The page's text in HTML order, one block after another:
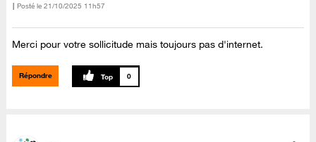
Posté le ‎21/10/2025 11h57
Merci pour votre sollicitude mais toujours pas d'internet.
Répondre 0